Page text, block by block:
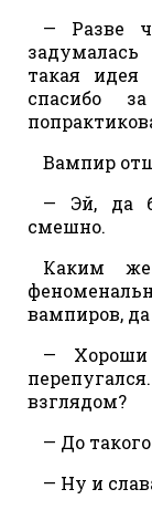
— Разве
такая
спасибо
Вампир
— Эй, да
смешно.
Каким же
вампиров,
—
взглядом?
— До
— Ну и